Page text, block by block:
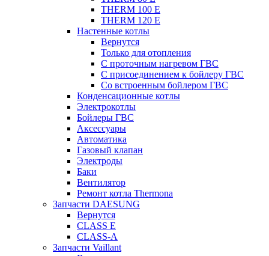
THERM 100 E
THERM 120 E
Настенные котлы
Вернутся
Только для отопления
С проточным нагревом ГВС
С присоединением к бойлеру ГВС
Со встроенным бойлером ГВС
Конденсационные котлы
Электрокотлы
Бойлеры ГВС
Аксессуары
Автоматика
Газовый клапан
Электроды
Баки
Вентилятор
Ремонт котла Thermona
Запчасти DAESUNG
Вернутся
CLASS E
CLASS-A
Запчасти Vaillant